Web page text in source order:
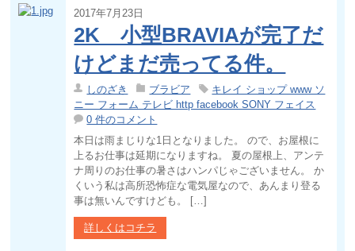
2017年7月23日
2K 小型BRAVIAが完了だ
けどまだ売ってる件。
しのざき ブラビア
キレイ ショップ www ソ
ニー フォーム テレビ http facebook SONY フェイス
0 件のコメント
本日は雨まじりな1日となりました。 ので、お屋根に
上るお仕事は延期になりますね。 夏の屋根上、アンテ
ナ周りのお仕事の暑さはハンパじゃございません。 か
くいう私は高所恐怖症な電気屋なので、あんまり登る
事は無いんですけども。 […]
詳しくはコチラ